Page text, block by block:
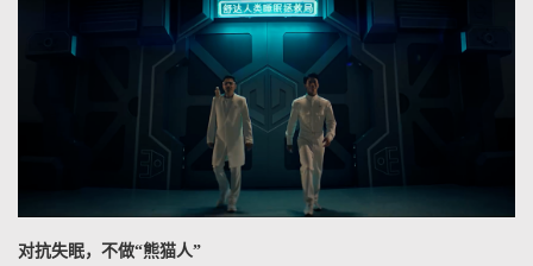
对抗失眠，不做“熊猫人”